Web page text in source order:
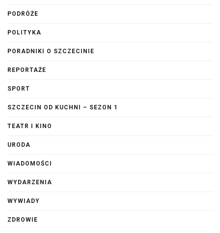
PODRÓŻE
POLITYKA
PORADNIKI O SZCZECINIE
REPORTAŻE
SPORT
SZCZECIN OD KUCHNI – SEZON 1
TEATR I KINO
URODA
WIADOMOŚCI
WYDARZENIA
WYWIADY
ZDROWIE